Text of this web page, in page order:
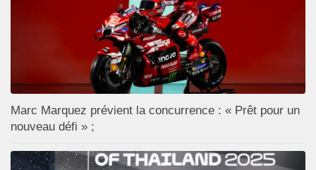
Marc Marquez prévient la concurrence : « Prêt pour un
nouveau défi » ;